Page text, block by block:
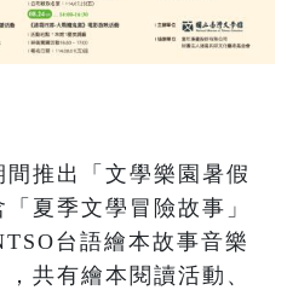
推出「文學樂園暑假
夏季文學冒險故事」
台語繪本故事音樂
共有繪本閱讀活動、